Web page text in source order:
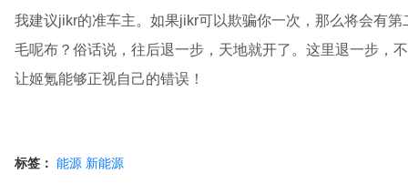
我建议jikr的准车主。如果jikr可以欺骗你一次，那么将会有
毛呢布？俗话说，往后退一步，天地就开了。这里退一步，
让姬氪能够正视自己的错误！
标签： 能源 新能源